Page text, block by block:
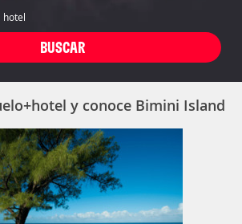
hotel
y conoce Bimini Island